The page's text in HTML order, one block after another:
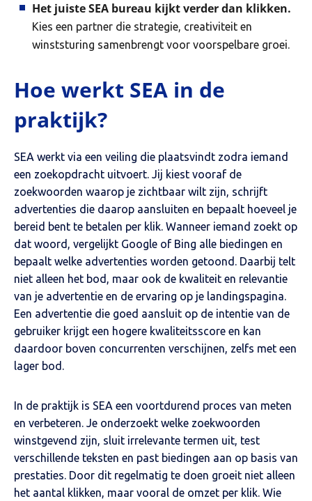
Het juiste SEA bureau kijkt verder dan klikken.
Kies een partner die strategie, creativiteit en
winststuring samenbrengt voor voorspelbare groei.
Hoe werkt SEA in de
praktijk?
SEA werkt via een veiling die plaatsvindt zodra iemand
een zoekopdracht uitvoert. Jij kiest vooraf de
zoekwoorden waarop je zichtbaar wilt zijn, schrijft
advertenties die daarop aansluiten en bepaalt hoeveel je
bereid bent te betalen per klik. Wanneer iemand zoekt op
dat woord, vergelijkt Google of Bing alle biedingen en
bepaalt welke advertenties worden getoond. Daarbij telt
niet alleen het bod, maar ook de kwaliteit en relevantie
van je advertentie en de ervaring op je landingspagina.
Een advertentie die goed aansluit op de intentie van de
gebruiker krijgt een hogere kwaliteitsscore en kan
daardoor boven concurrenten verschijnen, zelfs met een
lager bod.
In de praktijk is SEA een voortdurend proces van meten
en verbeteren. Je onderzoekt welke zoekwoorden
winstgevend zijn, sluit irrelevante termen uit, test
verschillende teksten en past biedingen aan op basis van
prestaties. Door dit regelmatig te doen groeit niet alleen
het aantal klikken, maar vooral de omzet per klik. Wie